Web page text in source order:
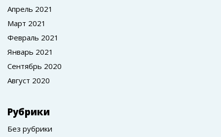
Апрель 2021
Март 2021
Февраль 2021
Январь 2021
Сентябрь 2020
Август 2020
Рубрики
Без рубрики